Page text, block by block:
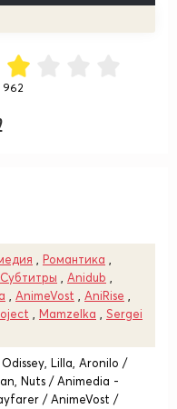
962
Романтика
Субтитры Anidub
AnimeVost AniRise
Mamzelka
Sergei
Lilla, Aronilo /
Nuts / Animedia -
/ AnimeVost /